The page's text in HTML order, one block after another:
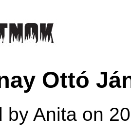
Ottó
by Anita on